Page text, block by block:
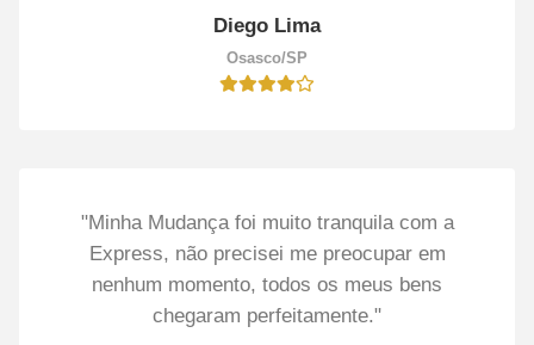
Diego Lima
Osasco/SP
"Minha Mudança foi muito tranquila com a
Express, não precisei me preocupar em
nenhum momento, todos os meus bens
chegaram perfeitamente."